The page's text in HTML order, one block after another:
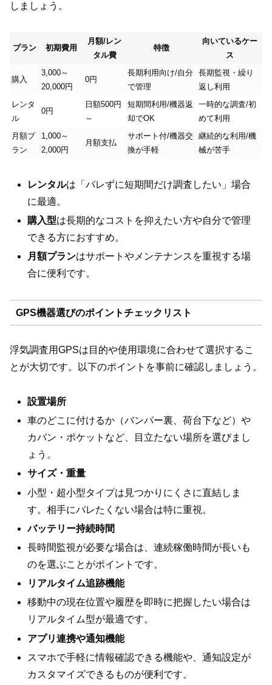
しましょう。
プラン 初期費用
月額/レン
タル費
特徴
向いているケー
ス
購入
3,000～
20,000円
0円
長期利用向け/自分
で管理
長期監視・繰り
返し利用
レンタ
ル
0円
日額500円
～
短期間利用/機器返
却でOK
一時的な調査/初
めて利用
月額プ
ラン
1,000～
2,000円
月額支払
サポート付/機器交
換が手軽
継続的な利用/機
械が苦手
レンタルは「バレずに短期間だけ調査したい」場合
に最適。
購入型は長期的なコストを抑えたい方や自分で管理
できる方におすすめ。
月額プランはサポートやメンテナンスを重視する場
合に便利です。
GPS機器選びのポイントチェックリスト
浮気調査用GPSは目的や使用環境に合わせて選択するこ
とが大切です。以下のポイントを事前に確認しましょう。
設置場所
車のどこに付けるか（バンパー裏、荷台下など）や
カバン・ポケットなど、目立たない場所を選びまし
ょう。
サイズ・重量
小型・超小型タイプは見つかりにくさに直結しま
す。相手にバレたくない場合は特に重視。
バッテリー持続時間
長時間監視が必要な場合は、連続稼働時間が長いも
のを選ぶことがポイントです。
リアルタイム追跡機能
移動中の現在位置や履歴を即時に把握したい場合は
リアルタイム型が最適です。
アプリ連携や通知機能
スマホで手軽に情報確認できる機能や、通知設定が
カスタマイズできるものが便利です。